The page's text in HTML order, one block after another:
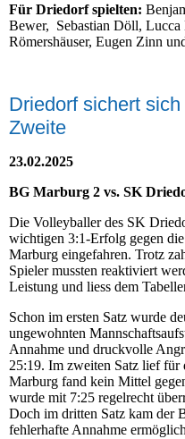
Für Driedorf spielten:
Bewer, Sebastian Döll, Lucca
Römershäuser, Eugen Zinn
Driedorf sichert
Zweite
23.02.2025
BG Marburg 2 vs. SK
Die Volleyballer des SK
wichtigen 3:1-Erfolg gegen
Marburg eingefahren. Trotz
Spieler mussten reaktiviert
Leistung und liess dem
Schon im ersten Satz wurde
ungewohnten
Annahme und druckvolle
25:19. Im zweiten Satz lief für
Marburg fand kein Mittel
wurde mit 7:25 regelrecht
Doch im dritten Satz kam der
fehlerhafte Annahme